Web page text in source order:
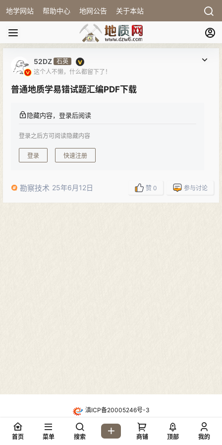
地学网站 帮助中心 地网公告 关于本站
52DZ 石英
这个人不懒，什么都留下了！
普通地质学易错试题汇编PDF下载
隐藏内容，登录后阅读
登录之后方可阅读隐藏内容
登录 快速注册
勘察技术 25年6月12日 赞 0 参与讨论
滇ICP备20005246号-3
・
酷盾高防CDN防护
Copyright © 2026
地质网论坛(dzw6.com)
首页 菜单 搜索 商铺 顶部 我的